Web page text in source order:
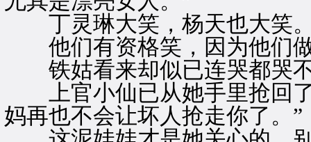
丁灵琳大笑，杨天也大笑
他们有资格笑，因为他们做
铁姑看来却似已连哭都哭
上官小仙已从她手里抢回了
妈再也不会让坏人抢走你了。”